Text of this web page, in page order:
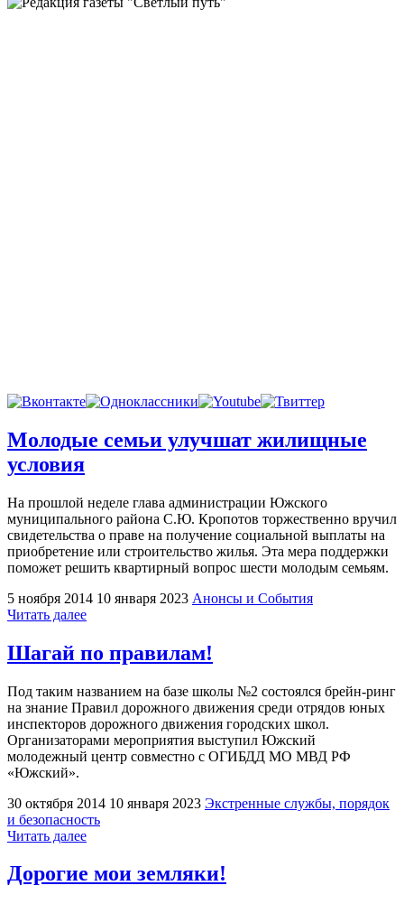
Молодые семьи улучшат жилищные
условия
На прошлой неделе глава администрации Южского
муниципального района С.Ю. Кропотов торжественно вручил
свидетельства о праве на получение социальной выплаты на
приобретение или строительство жилья. Эта мера поддержки
поможет решить квартирный вопрос шести молодым семьям.
5 ноября 2014 10 января 2023 Анонсы и События
Читать далее"Молодые
жилищные
Шагай по правилам!
Под таким названием на базе школы №2 состоялся брейн-ринг
на знание Правил дорожного движения среди отрядов юных
инспекторов дорожного движения городских школ.
Организаторами мероприятия выступил Южский
молодежный центр совместно с ОГИБДД МО МВД РФ
«Южский».
30 октября 2014 10 января 2023 Экстренные службы, порядок
и безопасность
Читать далее"Шагай
правилам!"
Дорогие мои земляки!